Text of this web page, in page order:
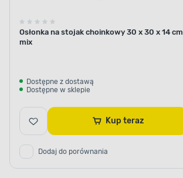
Osłonka na stojak choinkowy 30 x 30 x 14 cm
mix
Dostępne z dostawą
Dostępne w sklepie
Kup teraz
Dodaj do porównania